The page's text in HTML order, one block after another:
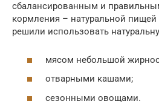
сбалансированным и
кормления – натуральной
решили использовать
мясом небольшой
отварными кашами;
сезонными овощами.